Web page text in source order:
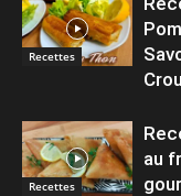
Recettes
Recettes
au